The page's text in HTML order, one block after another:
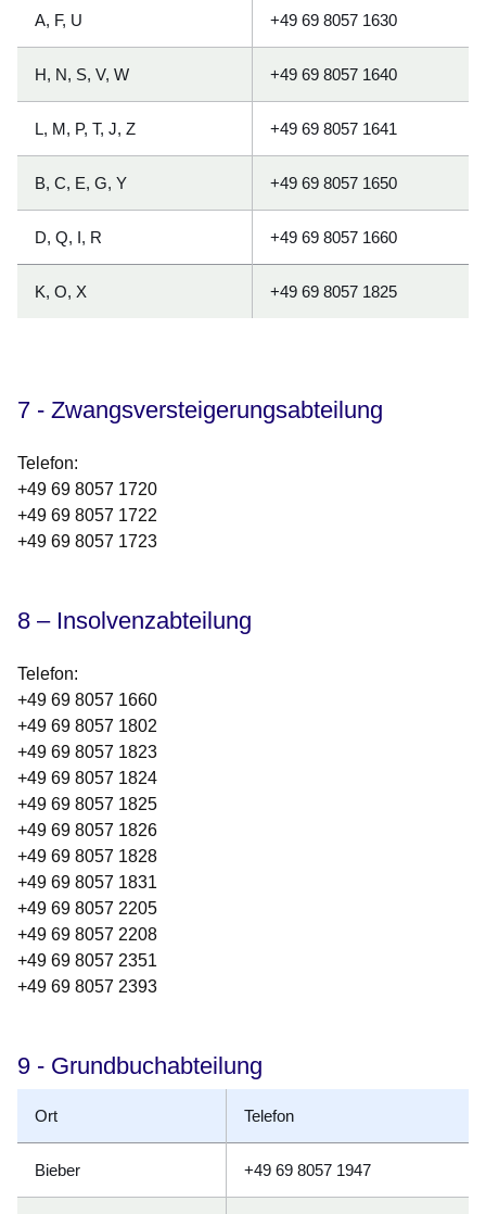
A, F, U +49 69 8057 1630
H, N, S, V, W +49 69 8057 1640
L, M, P, T, J, Z +49 69 8057 1641
B, C, E, G, Y +49 69 8057 1650
D, Q, I, R +49 69 8057 1660
K, O, X +49 69 8057 1825
7 - Zwangsversteigerungsabteilung
Telefon:
+49 69 8057 1720
+49 69 8057 1722
+49 69 8057 1723
8 – Insolvenzabteilung
Telefon:
+49 69 8057 1660
+49 69 8057 1802
+49 69 8057 1823
+49 69 8057 1824
+49 69 8057 1825
+49 69 8057 1826
+49 69 8057 1828
+49 69 8057 1831
+49 69 8057 2205
+49 69 8057 2208
+49 69 8057 2351
+49 69 8057 2393
9 - Grundbuchabteilung
Ort Telefon
Bieber +49 69 8057 1947